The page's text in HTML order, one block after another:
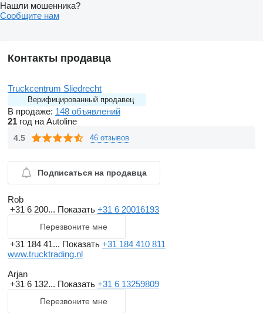
Нашли мошенника?
Сообщите нам
Контакты продавца
Truckcentrum Sliedrecht
Верифицированный продавец
В продаже: 148 объявлений
21 год на Autoline
4.5 46 отзывов
Подписаться на продавца
Rob
+31 6 200... Показать +31 6 20016193
Перезвоните мне
+31 184 41... Показать +31 184 410 811
www.trucktrading.nl
Arjan
+31 6 132... Показать +31 6 13259809
Перезвоните мне